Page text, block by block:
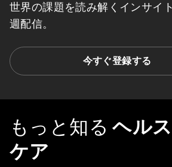
世界の課題を読み解くインサイ
週配信。
今すぐ登録する
もっと知る ヘル
ケア